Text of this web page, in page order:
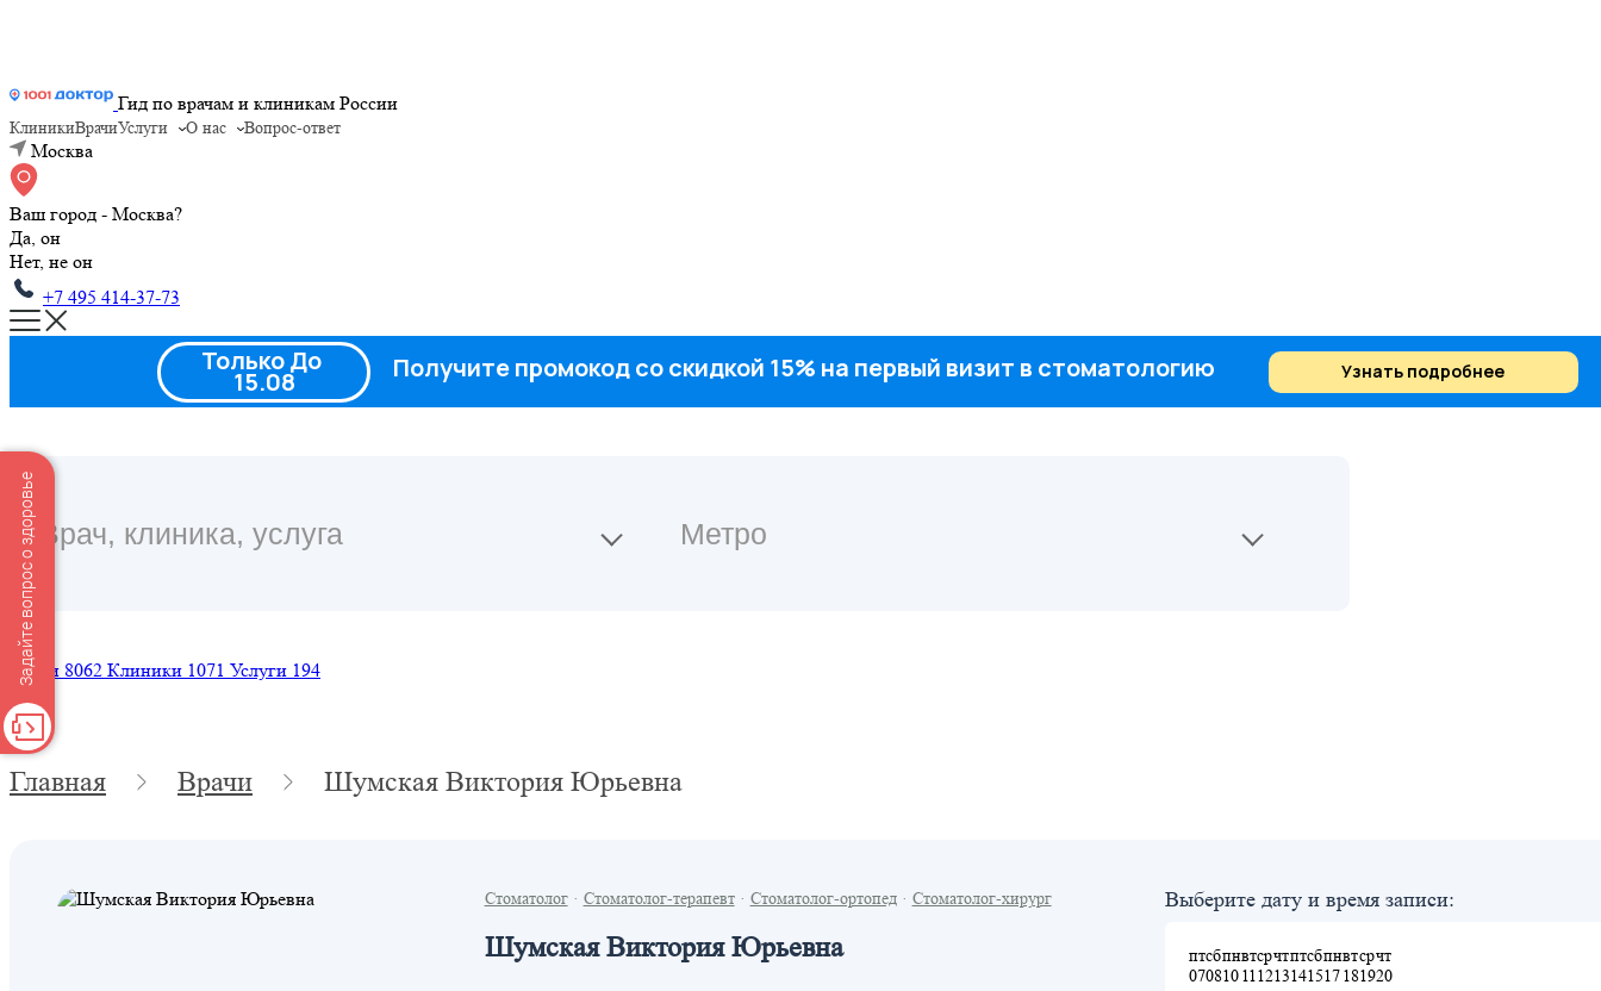
Гид по врачам и клиникам России
КлиникиВрачиУслуги О нас Вопрос-ответ
Москва
Ваш город - Москва?
Да, он
Нет, не он
+7 495 414-37-73
Врачи 8062 Клиники 1071 Услуги 194
Главная Врачи Шумская Виктория Юрьевна
Стоматолог· Стоматолог-терапевт· Стоматолог-ортопед· Стоматолог-хирург
Шумская Виктория Юрьевна
Выберите дату и время записи:
пт
07
сб
08
пн
10
вт
11
ср
12
чт
13
пт
14
сб
15
пн
17
вт
18
ср
19
чт
20
Только До
15.08 Получите промокод со скидкой 15% на первый визит в стоматологию Узнать подробнее
Задайте вопрос о здоровье